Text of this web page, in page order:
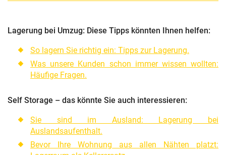
Lagerung bei Umzug: Diese Tipps könnten Ihnen helfen:
So lagern Sie richtig ein: Tipps zur Lagerung.
Was unsere Kunden schon immer wissen wollten:
Häufige Fragen.
Self Storage – das könnte Sie auch interessieren:
Sie sind im Ausland: Lagerung bei
Auslandsaufenthalt.
Bevor Ihre Wohnung aus allen Nähten platzt: